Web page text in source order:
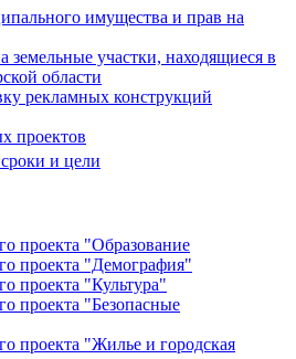
имущества и прав на
земельные участки, находящиеся в
области
рекламных конструкций
проектов
и цели
проекта "Образование
проекта "Демография"
проекта "Культура"
проекта "Безопасные
проекта "Жилье и городская